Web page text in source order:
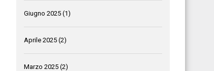
Giugno 2025 (1)
Aprile 2025 (2)
Marzo 2025 (2)